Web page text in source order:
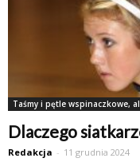
Taśmy i pętle wspinaczkowe,
Dlaczego
Redakcja - 11 grudnia 2024